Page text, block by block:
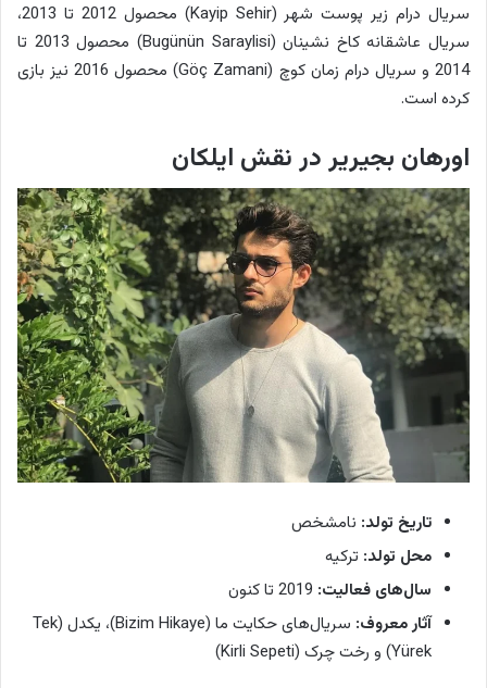
سریال درام زیر پوست شهر (Kayip Sehir) محصول 2012 تا 2013،
سریال عاشقانه کاخ نشینان (Bugünün Saraylisi) محصول 2013 تا
2014 و سریال درام زمان کوچ (Göç Zamani) محصول 2016 نیز بازی
کرده است.
اورهان بجیریر در نقش ایلکان
تاریخ تولد: نامشخص
محل تولد: ترکیه
سال‌های فعالیت:
آثار معروف:
سریال‌های حکایت ما (Bizim Hikaye)، یکدل (Tek
Yürek) و رخت چرک (Kirli Sepeti)